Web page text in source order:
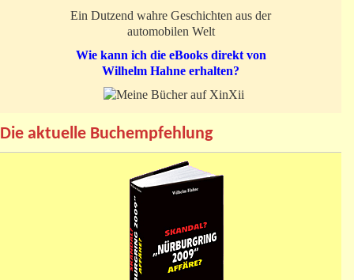
Ein Dutzend wahre Geschichten aus der
automobilen Welt
Wie kann ich die eBooks direkt von
Wilhelm Hahne erhalten?
Die aktuelle Buchempfehlung